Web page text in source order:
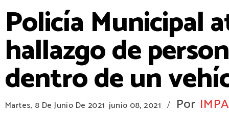
Policía Municipal
hallazgo de
dentro de un
Martes, 8 De Junio De 2021 junio 08, 2021 / Por